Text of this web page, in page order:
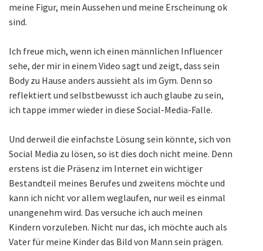
meine Figur, mein Aussehen und meine Erscheinung ok
sind.
Ich freue mich, wenn ich einen männlichen Influencer
sehe, der mir in einem Video sagt und zeigt, dass sein
Body zu Hause anders aussieht als im Gym. Denn so
reflektiert und selbstbewusst ich auch glaube zu sein,
ich tappe immer wieder in diese Social-Media-Falle.
Und derweil die einfachste Lösung sein könnte, sich von
Social Media zu lösen, so ist dies doch nicht meine. Denn
erstens ist die Präsenz im Internet ein wichtiger
Bestandteil meines Berufes und zweitens möchte und
kann ich nicht vor allem weglaufen, nur weil es einmal
unangenehm wird. Das versuche ich auch meinen
Kindern vorzuleben. Nicht nur das, ich möchte auch als
Vater für meine Kinder das Bild von Mann sein prägen.